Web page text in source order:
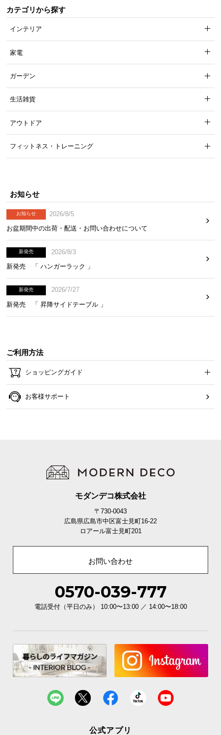
カテゴリから探す
インテリア
家電
ガーデン
生活雑貨
アウトドア
フィットネス・トレーニング
お知らせ
お知らせ
2026/8/5
お盆期間中の出荷・配送・お問い合わせについて
新発売
2026/8/3
新発売 「 ハンガーラック 」
新発売
2026/7/27
新発売 「 昇降サイドテーブル 」
ご利用方法
ショッピングガイド
お客様サポート
モダンデコ株式会社
〒730-0043
広島県広島市中区富士見町16-22
ロアール富士見町201
お問い合わせ
0570-039-777
電話受付（平日のみ） 10:00〜13:00 ／ 14:00〜18:00
公式アプリ